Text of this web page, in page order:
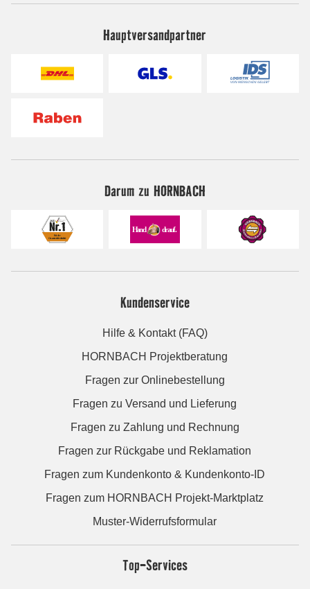
Hauptversandpartner
Darum zu HORNBACH
Kundenservice
Hilfe & Kontakt (FAQ)
HORNBACH Projektberatung
Fragen zur Onlinebestellung
Fragen zu Versand und Lieferung
Fragen zu Zahlung und Rechnung
Fragen zur Rückgabe und Reklamation
Fragen zum Kundenkonto & Kundenkonto-ID
Fragen zum HORNBACH Projekt-Marktplatz
Muster-Widerrufsformular
Top-Services